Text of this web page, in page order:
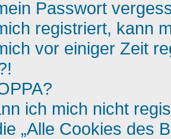
Passwort
registriert, kann
vor einiger Zeit
ich mich nicht
„Alle Cookies des